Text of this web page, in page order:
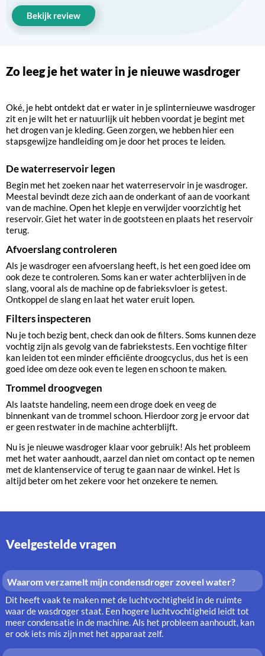
Bekijk review
Zo leeg je het water in je nieuwe wasdroger
Oké, je hebt ontdekt dat er water in je splinternieuwe wasdroger
zit en je wilt het er natuurlijk uit hebben voordat je begint met
het drogen van je kleding. Geen zorgen, we hebben hier een
stapsgewijze handleiding om je door het proces te leiden.
De waterreservoir legen
Begin met het zoeken naar het waterreservoir in je wasdroger.
Meestal bevindt deze zich aan de onderkant of aan de voorkant
van de machine. Open het klepje en verwijder voorzichtig het
reservoir. Giet het water in de gootsteen en plaats het reservoir
terug.
Afvoerslang controleren
Als je wasdroger een afvoerslang heeft, is het een goed idee om
ook deze te controleren. Soms kan er water achterblijven in de
slang, vooral als de machine op de fabrieksvloer is getest.
Ontkoppel de slang en laat het water eruit lopen.
Filters inspecteren
Nu je toch bezig bent, check dan ook de filters. Soms kunnen deze
vochtig zijn als gevolg van de fabriekstests. Een vochtige filter
kan leiden tot een minder efficiënte droogcyclus, dus het is een
goed idee om deze ook even te legen en schoon te maken.
Trommel droogvegen
Als laatste handeling, neem een droge doek en veeg de
binnenkant van de trommel schoon. Hierdoor zorg je ervoor dat
er geen restwater in de machine achterblijft.
Nu is je nieuwe wasdroger klaar voor gebruik! Als het probleem
met het water aanhoudt, aarzel dan niet om contact op te nemen
met de klantenservice of terug te gaan naar de winkel. Het is
altijd beter om het zekere voor het onzekere te nemen.
Veelgestelde vragen
Waarom verzamelt mijn condensdroger zoveel water?
Dit heeft vaak te maken met de luchtvochtigheid in de ruimte
waar de wasdroger staat. Een hogere luchtvochtigheid leidt tot
meer condensatie in de machine. Als het probleem aanhoudt, kan
er ook iets mis zijn met het apparaat zelf.